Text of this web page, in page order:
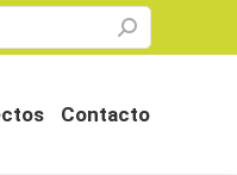
Contacto
Contacto